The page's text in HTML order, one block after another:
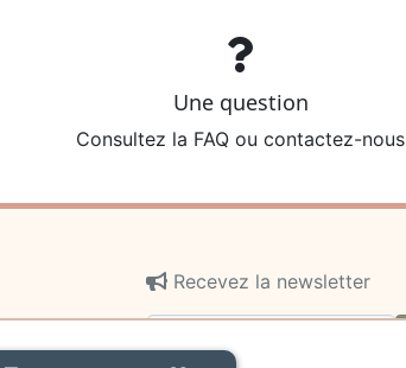
Une question
Consultez la FAQ ou contactez-nous
Recevez la newsletter